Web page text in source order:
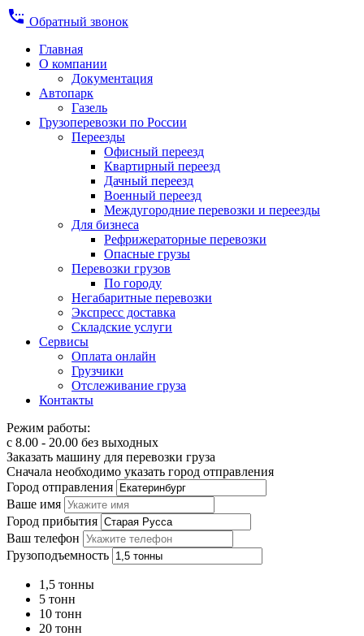
settings_phone Обратный звонок
Главная
О компании
Документация
Автопарк
Газель
Грузоперевозки по России
Переезды
Офисный переезд
Квартирный переезд
Дачный переезд
Военный переезд
Междугородние перевозки и переезды
Для бизнеса
Рефрижераторные перевозки
Опасные грузы
Перевозки грузов
По городу
Негабаритные перевозки
Экспресс доставка
Складские услуги
Сервисы
Оплата онлайн
Грузчики
Отслеживание груза
Контакты
Режим работы:
с 8.00 - 20.00 без выходных
Заказать машину для перевозки груза
Сначала необходимо указать город отправления
Город отправления
Ваше имя
Город прибытия
Ваш телефон
Грузоподъемность
1,5 тонны
5 тонн
10 тонн
20 тонн